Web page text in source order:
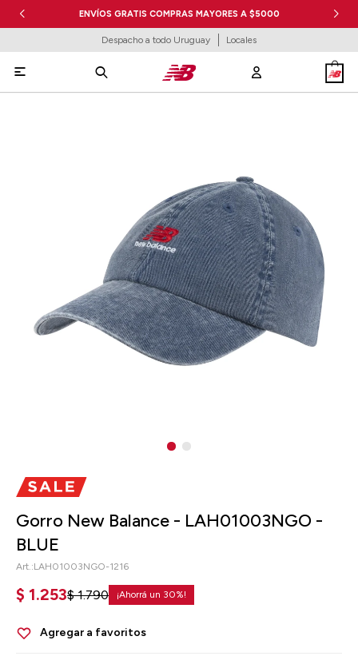
ENVÍOS GRATIS COMPRAS MAYORES A $5000
Despacho a todo Uruguay Locales

Gorro New Balance - LAH01003NGO -
BLUE
LAH01003NGO-1216
$ 1.253$ 1.790 30